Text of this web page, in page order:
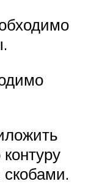
скобами.